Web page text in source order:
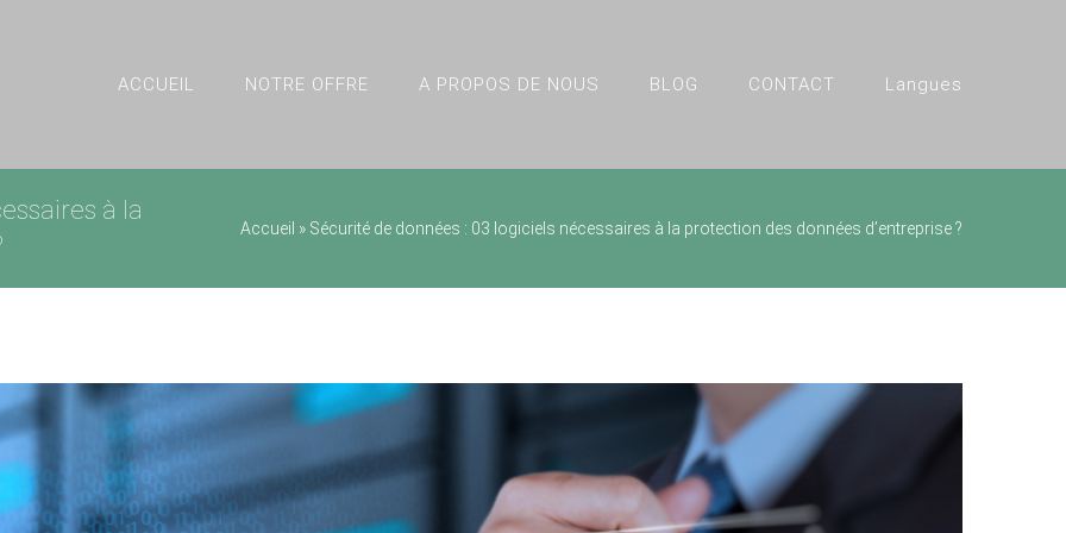
ACCUEIL NOTRE OFFRE A PROPOS DE NOUS BLOG CONTACT Langues
à la
Accueil » Sécurité de données : 03 logiciels nécessaires à la protection des données d’entreprise ?